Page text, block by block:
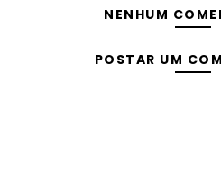
NENHUM
POSTAR UM